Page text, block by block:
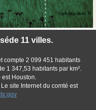
11 villes.
compte 2 099 451 habitants
1 347,53 habitants par km².
est Houston.
site Internet du comté est
©photo-libre.fr